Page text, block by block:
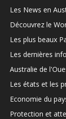
Les News en
Découvrez le
Les plus beaux
Les dernières
Australie de
Les états et les
Economie du
Protection et